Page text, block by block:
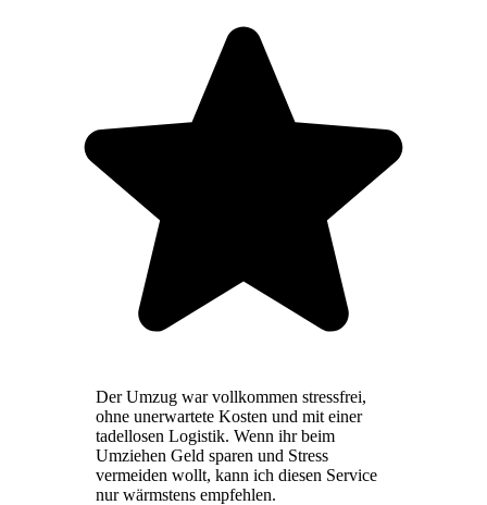
Der Umzug war vollkommen stressfrei,
ohne unerwartete Kosten und mit einer
tadellosen Logistik. Wenn ihr beim
Umziehen Geld sparen und Stress
vermeiden wollt, kann ich diesen Service
nur wärmstens empfehlen.